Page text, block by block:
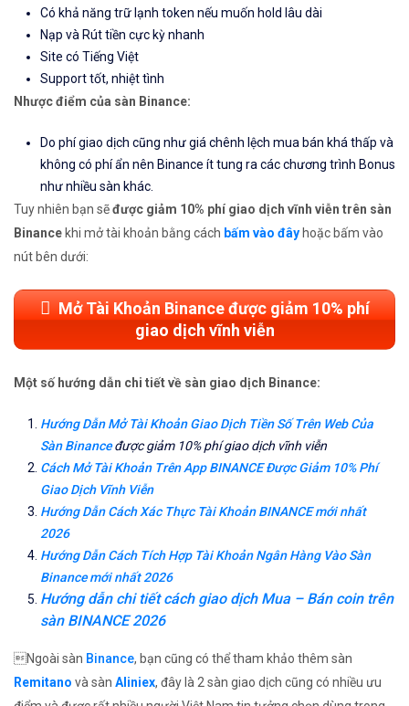
Có khả năng trữ lạnh token nếu muốn hold lâu dài
Nạp và Rút tiền cực kỳ nhanh
Site có Tiếng Việt
Support tốt, nhiệt tình
Nhược điểm của sàn Binance:
Do phí giao dịch cũng như giá chênh lệch mua bán khá thấp và
không có phí ẩn nên Binance ít tung ra các chương trình Bonus
như nhiều sàn khác.
Tuy nhiên bạn sẽđược giảm 10% phí giao dịch vĩnh viễn trên sàn
Binance khi mở tài khoản bằng cách bấm vào đây hoặc bấm vào
nút bên dưới:
Mở Tài Khoản Binance được giảm 10% phí
giao dịch vĩnh viễn
Một số hướng dẫn chi tiết về sàn giao dịch Binance:
Hướng Dẫn Mở Tài Khoản Giao Dịch Tiền Số Trên Web Của
Sàn Binanceđược giảm 10% phí giao dịch vĩnh viễn
Cách Mở Tài Khoản Trên App BINANCE Được Giảm 10% Phí
Giao Dịch Vĩnh Viễn
Hướng Dẫn Cách Xác Thực Tài Khoản BINANCE mới nhất
2026
Hướng Dẫn Cách Tích Hợp Tài Khoản Ngân Hàng Vào Sàn
Binance mới nhất 2026
Hướng dẫn chi tiết cách giao dịch Mua – Bán coin trên
sàn BINANCE 2026
Ngoài sàn Binance, bạn cũng có thể tham khảo thêm sàn
Remitano và sàn Aliniex, đây là 2 sàn giao dịch cũng có nhiều ưu